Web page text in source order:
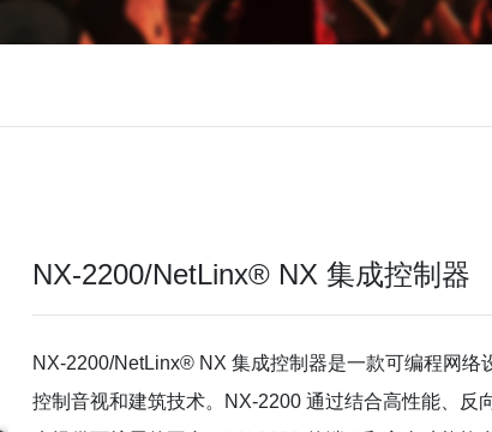
NX-2200/NetLinx® NX 集成控制器
NX-2200/NetLinx® NX 集成控制器是一款可编程网络
控制音视和建筑技术。NX-2200 通过结合高性能、反